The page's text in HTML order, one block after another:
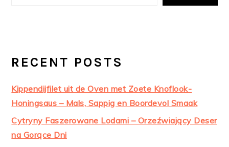
RECENT POSTS
Kippendijfilet uit de Oven met Zoete Knoflook-
Honingsaus – Mals, Sappig en Boordevol Smaak
Cytryny Faszerowane Lodami – Orzeźwiający Deser
na Gorące Dni